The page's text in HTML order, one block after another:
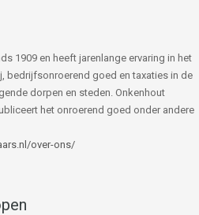
1909 en heeft jarenlange ervaring in het
bedrijfsonroerend goed en taxaties in de
dorpen en steden. Onkenhout
het onroerend goed onder andere
over-ons/